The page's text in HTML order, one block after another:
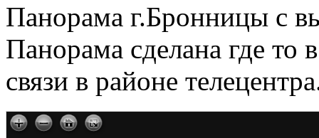
Панорама г.Бронницы с
Панорама сделана где
связи в районе